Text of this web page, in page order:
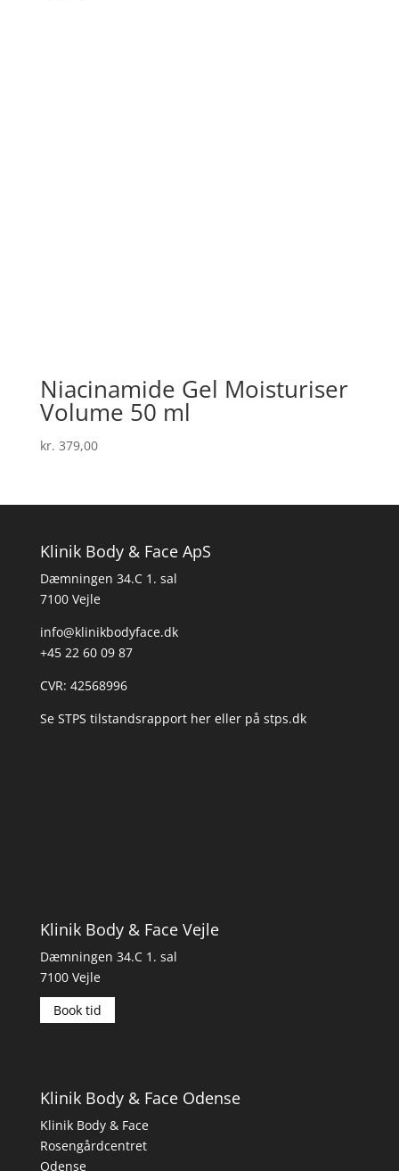
Niacinamide Gel Moisturiser
Volume 50 ml
kr. 379,00
Klinik Body & Face ApS
Dæmningen 34.C 1. sal
7100 Vejle
info@klinikbodyface.dk
+45 22 60 09 87
CVR: 42568996
Se STPS tilstandsrapport hereller på stps.dk
Klinik Body & Face Vejle
Dæmningen 34.C 1. sal
7100 Vejle
Book tid
Klinik Body & Face Odense
Klinik Body & Face
Rosengårdcentret
Odense